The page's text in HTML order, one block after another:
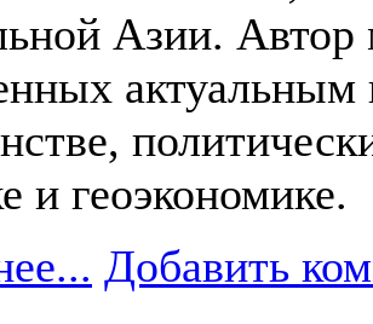
Азии. Автор
актуальным
и геоэкономике.
Добавить